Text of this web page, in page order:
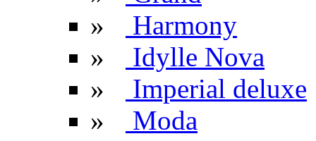
»
Harmony
»
Idylle Nova
»
Imperial deluxe
»
Moda